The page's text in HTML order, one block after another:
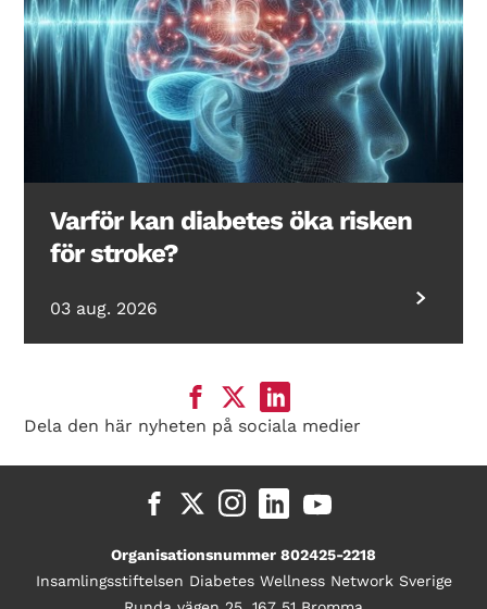
Varför kan diabetes öka risken
för stroke?
03 aug. 2026
Dela den här nyheten på sociala medier
Organisationsnummer 802425-2218
Insamlingsstiftelsen Diabetes Wellness Network Sverige